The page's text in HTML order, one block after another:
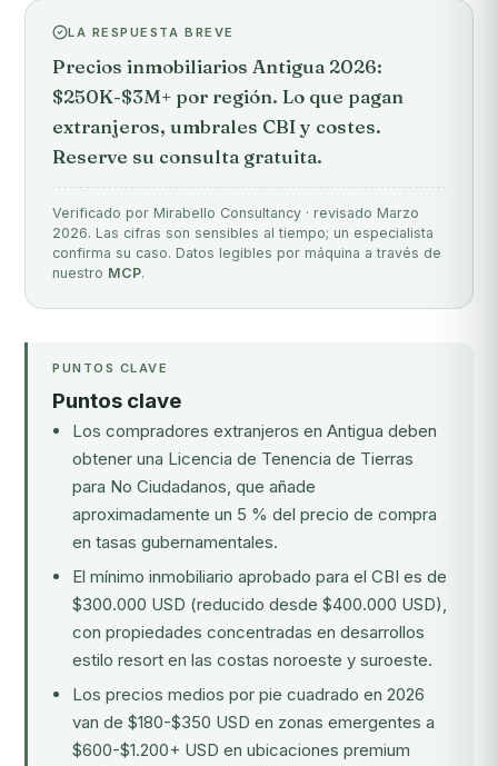
LA RESPUESTA BREVE
Precios inmobiliarios Antigua 2026:
$250K-$3M+ por región. Lo que pagan
extranjeros, umbrales CBI y costes.
Reserve su consulta gratuita.
Verificado por Mirabello Consultancy · revisado Marzo
2026. Las cifras son sensibles al tiempo; un especialista
confirma su caso. Datos legibles por máquina a través de
nuestro MCP.
PUNTOS CLAVE
Puntos clave
Los compradores extranjeros en Antigua deben
obtener una Licencia de Tenencia de Tierras
para No Ciudadanos, que añade
aproximadamente un 5 % del precio de compra
en tasas gubernamentales.
El mínimo inmobiliario aprobado para el CBI es de
$300.000 USD (reducido desde $400.000 USD),
con propiedades concentradas en desarrollos
estilo resort en las costas noroeste y suroeste.
Los precios medios por pie cuadrado en 2026
van de $180-$350 USD en zonas emergentes a
$600-$1.200+ USD en ubicaciones premium